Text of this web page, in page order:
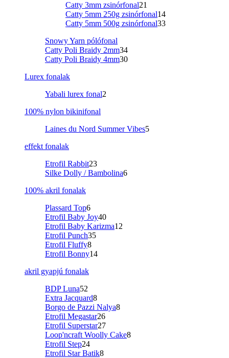
Catty 3mm zsinórfonal21
Catty 5mm 250g zsinórfonal14
Catty 5mm 500g zsinórfonal33
Snowy Yarn pólófonal
Catty Poli Braidy 2mm34
Catty Poli Braidy 4mm30
Lurex fonalak
Yabali lurex fonal2
100% nylon bikinifonal
Laines du Nord Summer Vibes5
effekt fonalak
Etrofil Rabbit23
Silke Dolly / Bambolina6
100% akril fonalak
Plassard Top6
Etrofil Baby Joy40
Etrofil Baby Karizma12
Etrofil Punch35
Etrofil Fluffy8
Etrofil Bonny14
akril gyapjú fonalak
BDP Luna52
Extra Jacquard8
Borgo de Pazzi Nalya8
Etrofil Megastar26
Etrofil Superstar27
Loop'ncraft Woolly Cake8
Etrofil Step24
Etrofil Star Batik8